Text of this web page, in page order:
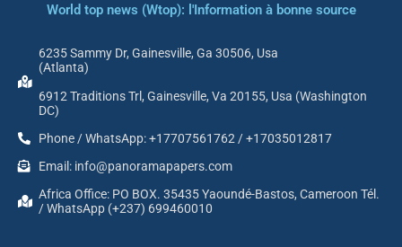
World top news (Wtop): l'Information à bonne source
6235 Sammy Dr, Gainesville, Ga 30506, Usa
(Atlanta)
6912 Traditions Trl, Gainesville, Va 20155, Usa (Washington
DC)
Phone / WhatsApp: +17707561762 / +17035012817
Email: info@panoramapapers.com
Africa Office: PO BOX. 35435 Yaoundé-Bastos, Cameroon Tél.
/ WhatsApp (+237) 699460010